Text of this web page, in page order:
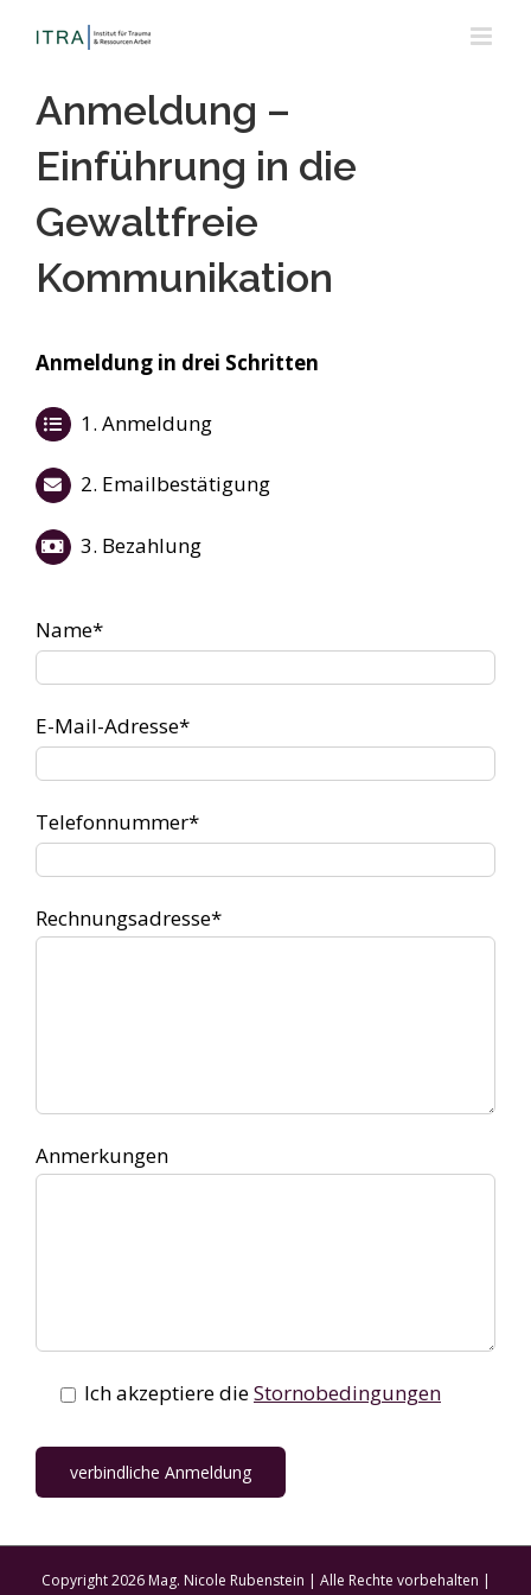
Anmeldung –
Einführung in die
Gewaltfreie
Kommunikation
Anmeldung in drei Schritten
1. Anmeldung
2. Emailbestätigung
3. Bezahlung
Name*
E-Mail-Adresse*
Telefonnummer*
Rechnungsadresse*
Anmerkungen
Ich akzeptiere dieStornobedingungen
Copyright2026 Mag. Nicole Rubenstein | Alle Rechte vorbehalten |